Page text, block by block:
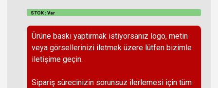
STOK : Var
Ürüne baskı yaptırmak istiyorsanız logo, metin
veya görsellerinizi iletmek üzere lütfen bizimle
iletişime geçin.
Sipariş sürecinizin sorunsuz ilerlemesi için tüm